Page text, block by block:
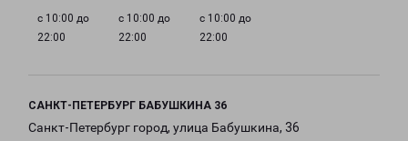
с 10:00 до
22:00
с 10:00 до
22:00
с 10:00 до
22:00
САНКТ-ПЕТЕРБУРГ БАБУШКИНА 36
Санкт-Петербург город, улица Бабушкина, 36